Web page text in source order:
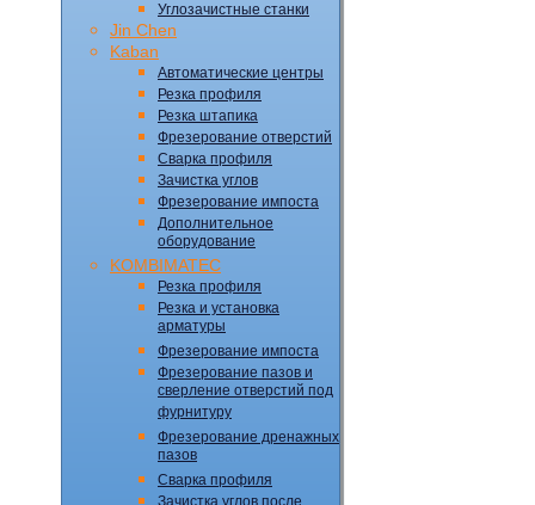
Углозачистные станки
Jin Chen
Kaban
Автоматические центры
Резка профиля
Резка штапика
Фрезерование отверстий
Сварка профиля
Зачистка углов
Фрезерование импоста
Дополнительное
оборудование
KOMBIMATEC
Резка профиля
Резка и установка
арматуры
Фрезерование импоста
Фрезерование пазов и
сверление отверстий под
фурнитуру
Фрезерование дренажных
пазов
Сварка профиля